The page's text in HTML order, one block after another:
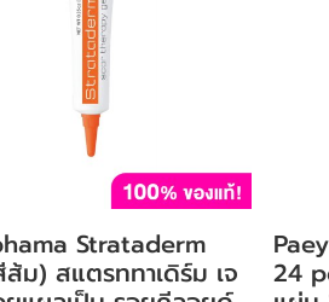
Strataderm
ม) สแตรททาเดิร์ม เจ
24